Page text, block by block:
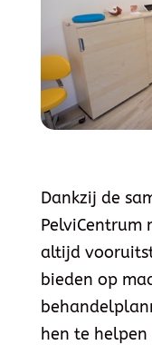
Dankzij de
PelviCentrum
altijd
bieden op
hen te